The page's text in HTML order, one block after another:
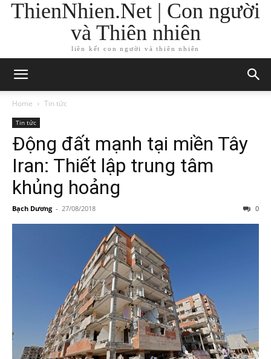
ThienNhien.Net | Con người
và Thiên nhiên
liên kết con người và thiên nhiên
Home Tin tức
Tin tức
Động đất mạnh tại miền Tây
Iran: Thiết lập trung tâm
khủng hoảng
Bạch Dương - 27/08/2018 0